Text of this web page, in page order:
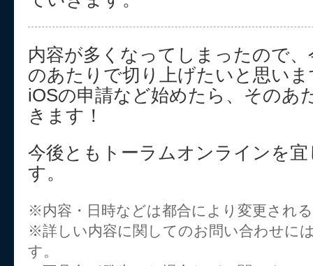
内容が多くなってしまったので
のあたりで切り上げたいと思いま
iOSの申請など始めたら、そのあ
きます！
今後ともトーラムオンラインを
す。
※内容・日時などは都合により変更され
※詳しい内容に関してのお問い合わせに
す。